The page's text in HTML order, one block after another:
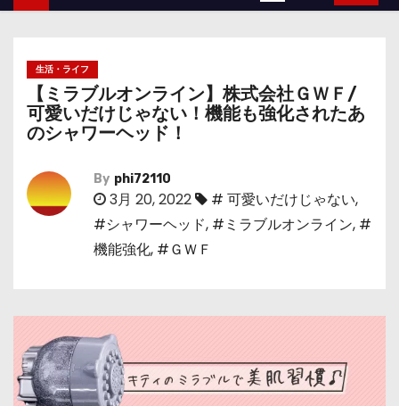
生活・ライフ
【ミラブルオンライン】株式会社ＧＷＦ/
可愛いだけじゃない！機能も強化されたあ
のシャワーヘッド！
By phi72110
3月 20, 2022 # 可愛いだけじゃない,
#シャワーヘッド, #ミラブルオンライン, #
機能強化, #ＧＷＦ